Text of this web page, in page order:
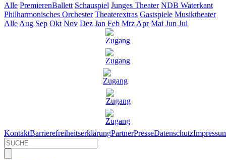
Alle PremierenBallett Schauspiel Junges Theater NDB Waterkant
Philharmonisches Orchester Theaterextras Gastspiele Musiktheater
Alle Aug Sep Okt Nov Dez Jan Feb Mrz Apr Mai Jun Jul
KontaktBarrierefreiheitserklärungPartnerPresseDatenschutz